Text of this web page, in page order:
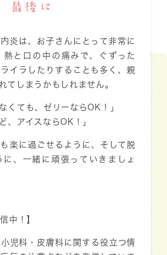
最後に
炎は、お子さんにとって非常に
熱と口の中の痛みで、ぐずった
イラしたりすることも多く、親
てしまうかもしれません。
くても、ゼリーならOK！」
、アイスならOK！」
楽に過ごせるように、そして脱
に、一緒に頑張っていきましょ
中！】
児科・皮膚科に関する役立つ情